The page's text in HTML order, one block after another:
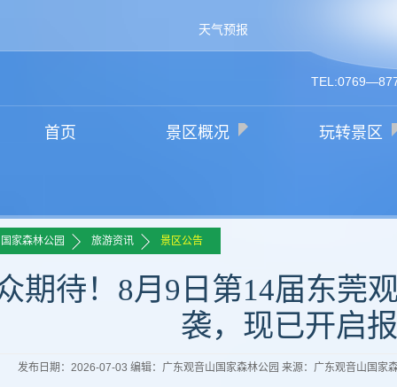
天气预报
首页 景区概况 玩转景区
家森林公园 >> 旅游资讯 >> 景区公告
期待！8月9日第14届东莞
袭，现已开启
发布日期：2026-07-03 编辑：广东观音山国家森林公园 来源：广东观音山国家